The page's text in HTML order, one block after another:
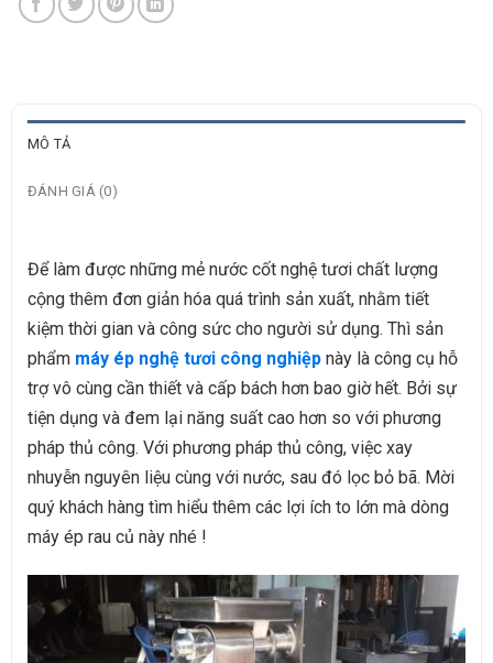
MÔ TẢ
ĐÁNH GIÁ (0)
Để làm được những mẻ nước cốt nghệ tươi chất lượng
cộng thêm đơn giản hóa quá trình sản xuất, nhằm tiết
kiệm thời gian và công sức cho người sử dụng. Thì sản
phẩm máy ép nghệ tươi công nghiệp này là công cụ hỗ
trợ vô cùng cần thiết và cấp bách hơn bao giờ hết. Bởi sự
tiện dụng và đem lại năng suất cao hơn so với phương
pháp thủ công. Với phương pháp thủ công, việc xay
nhuyễn nguyên liệu cùng với nước, sau đó lọc bỏ bã. Mời
quý khách hàng tìm hiểu thêm các lợi ích to lớn mà dòng
máy ép rau củ này nhé !